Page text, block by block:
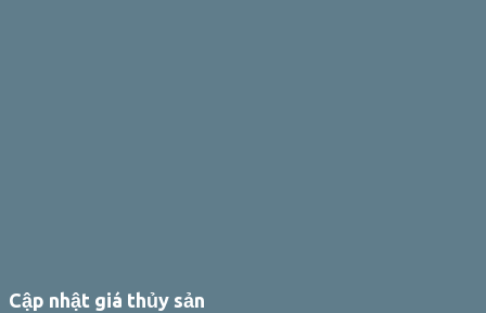
Cập nhật giá thủy sản